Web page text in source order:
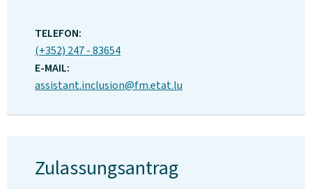
TELEFON:
(+352) 247 - 83654
E-MAIL:
assistant.inclusion@fm.etat.lu
Zulassungsantrag